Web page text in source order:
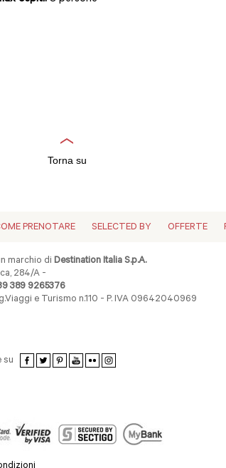
Torna su
PRENOTARE SELECTED BY OFFERTE
marchio diDestination Italia S.p.A.
284/A -
389 9265376
e Turismo n.110 - P. IVA 09642040969
su